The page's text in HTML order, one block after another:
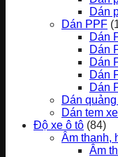
Dán
Dán PPF
Dán
Dán
Dán
Dán
Dán
Dán
Dán tem
Độ xe ô tô (84)
Âm thanh,
Âm